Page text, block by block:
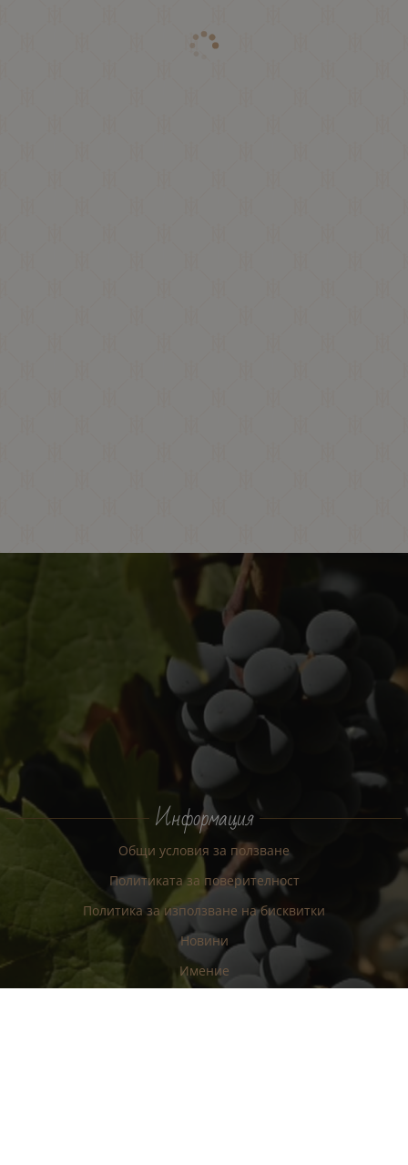
Информация
Общи условия за ползване
Политиката за поверителност
Политика за използване на бисквитки
Новини
Имение